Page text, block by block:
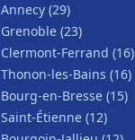
Annecy (29)
Grenoble (23)
Clermont-Ferrand (16)
Thonon-les-Bains (16)
Bourg-en-Bresse (15)
Saint-Étienne (12)